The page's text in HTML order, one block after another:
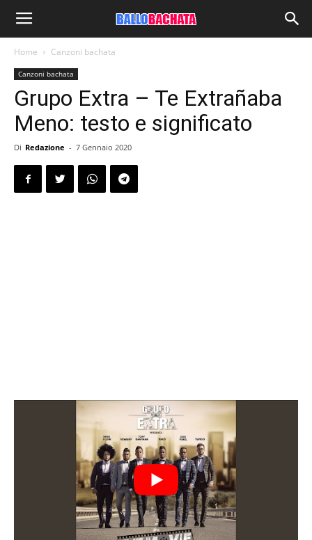
Home Canzoni bachata
Canzoni bachata
Grupo Extra – Te Extrañaba
Meno: testo e significato
Di Redazione - 7 Gennaio 2020